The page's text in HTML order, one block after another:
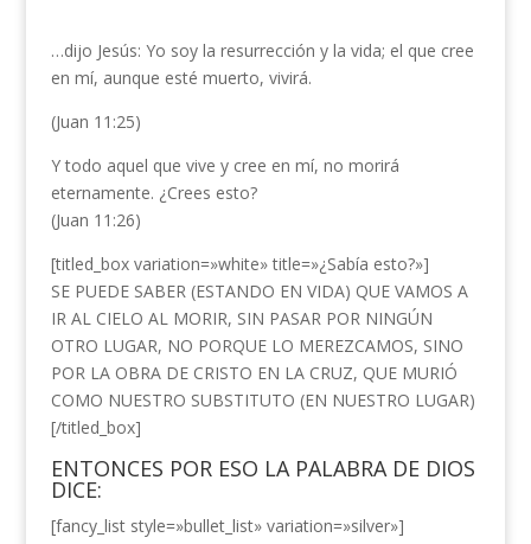
…dijo Jesús: Yo soy la resurrección y la vida; el que cree
en mí, aunque esté muerto, vivirá.
(Juan 11:25)
Y todo aquel que vive y cree en mí, no morirá
eternamente. ¿Crees esto?
(Juan 11:26)
[titled_box variation=»white» title=»¿Sabía esto?»]
SE PUEDE SABER (ESTANDO EN VIDA) QUE VAMOS A
IR AL CIELO AL MORIR, SIN PASAR POR NINGÚN
OTRO LUGAR, NO PORQUE LO MEREZCAMOS, SINO
POR LA OBRA DE CRISTO EN LA CRUZ, QUE MURIÓ
COMO NUESTRO SUBSTITUTO (EN NUESTRO LUGAR)
[/titled_box]
ENTONCES POR ESO LA PALABRA DE DIOS
DICE:
[fancy_list style=»bullet_list» variation=»silver»]